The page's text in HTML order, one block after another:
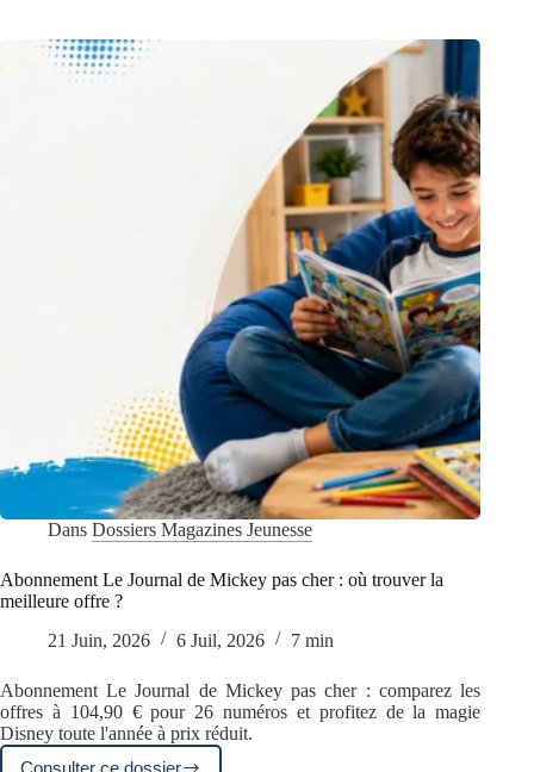
que
contient
Dans Dossiers Magazines Jeunesse
Abonnement Le Journal de Mickey pas cher : où trouver la
meilleure offre ?
21 Juin, 2026
6 Juil, 2026 7 min
Abonnement Le Journal de Mickey pas cher : comparez les
offres à 104,90 € pour 26 numéros et profitez de la magie
Disney toute l'année à prix réduit.